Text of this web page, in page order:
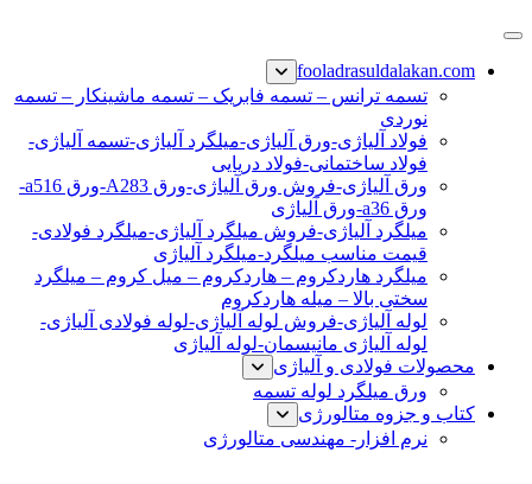
پرش
محتوا
نبشی فولادی-ناودانی فولادی-قیمت ورق-قیمت فولاد
fooladrasuldalakan.com
تسمه ترانس – تسمه فابریک – تسمه ماشینکار – تسمه
نوردی
فولاد آلیاژی-ورق آلیاژی-میلگرد آلیاژی-تسمه آلیاژی-
فولاد ساختمانی-فولاد دریایی
ورق آلیاژی-فروش ورق آلیاژی-ورق A283-ورق a516-
ورق a36-ورق آلیاژی
میلگرد آلیاژی-فروش میلگرد آلیاژی-میلگرد فولادی-
قیمت مناسب میلگرد-میلگرد آلیاژی
میلگرد هاردکروم – هاردکروم – میل کروم – میلگرد
سختی بالا – میله هاردکروم
لوله آلیاژی-فروش لوله آلیاژی-لوله فولادی آلیاژی-
لوله آلیاژی مانیسمان-لوله آلیاژی
محصولات فولادی و آلیاژی
ورق میلگرد لوله تسمه
کتاب و جزوه متالورژی
نرم افزار- مهندسی متالورژی